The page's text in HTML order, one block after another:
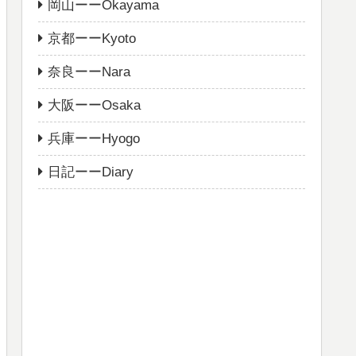
岡山ーーOkayama
京都ーーKyoto
奈良ーーNara
大阪ーーOsaka
兵庫ーーHyogo
日記ーーDiary